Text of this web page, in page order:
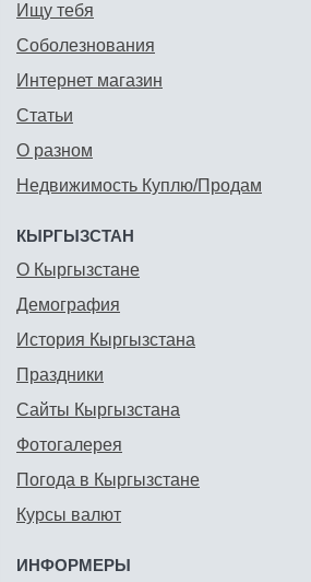
Ищу тебя
Соболезнования
Интернет магазин
Статьи
О разном
Недвижимость Куплю/Продам
КЫРГЫЗСТАН
О Кыргызстане
Демография
История Кыргызстана
Праздники
Сайты Кыргызстана
Фотогалерея
Погода в Кыргызстане
Курсы валют
ИНФОРМЕРЫ